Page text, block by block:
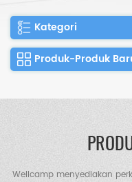
Kategori
Produk-Produk
Wellcamp menyediakan